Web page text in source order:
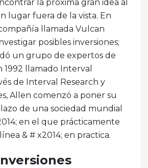
la próxima gran idea al
lugar fuera de la vista. En
llamada Vulcan
posibles inversiones;
un grupo de expertos de
1992 llamado Interval
de Interval Research y
Allen comenzó a poner su
de una sociedad mundial
en el que prácticamente
& # x2014; en practica.